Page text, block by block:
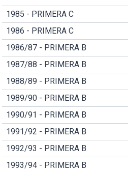
1985 - PRIMERA C
1986 - PRIMERA C
1986/87 - PRIMERA B
1987/88 - PRIMERA B
1988/89 - PRIMERA B
1989/90 - PRIMERA B
1990/91 - PRIMERA B
1991/92 - PRIMERA B
1992/93 - PRIMERA B
1993/94 - PRIMERA B